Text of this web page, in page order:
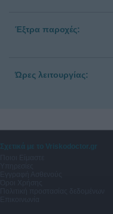
Έξτρα παροχές:
Ώρες λειτουργίας:
Σχετικά με το Vriskodoctor.gr